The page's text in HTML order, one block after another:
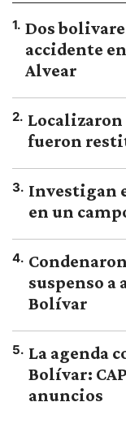
1. Dos
accidente
Alvear
2. Localizaron
fueron
3. Investigan
en un
4.
suspenso a
Bolívar
5. La agenda
Bolívar:
anuncios